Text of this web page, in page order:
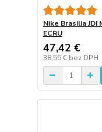
Nike Brasilia JDI
ECRU
47,42 €
38,55 € bez DPH